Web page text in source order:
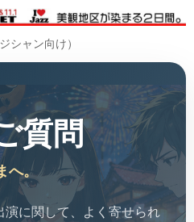
シャン向け）
質問
へ。
演に関して、よく寄せられ